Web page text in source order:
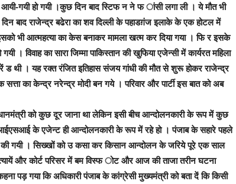
गयी हो गयी ।कुछ दिन बाद स्टिफ न ने फ ांसी लगा ली । ये मौत भी
बाद राजेन्द्र बढेरा का शव दिल्ली के पहाडग़ंज इलाके के एक होटल में
भी आत्महत्या का केस बनाकर मामला खत्म कर दिया गया । फि र इसके
। विवाह का सारा जिम्मा पाकिस्तान की खुफिया एजेन्सी में कार्यरत महिला
ड थी । यह रक्त रंजित इतिहास संजय गांधी की मौत से शुरू होकर राजेन्द्र
का केन्द्र नरेन्द्र मोदी बन गये । परिवार और पार्टी इस बात को अब
को कुछ दूर जाना था लेकिन इसी बीच आन्दोलनकारी के रूप में कुछ
आईएसआई के एजेन्ट ही आन्दोलनकारी के रूप में रहे हो । पंजाब के सहारे पहले
गयी । सिख्खों को उ कसा कर किसान आन्दोलन के जरिये पूरे एक साल
और कोर्ट परिसर में बम विस्फ ोट और आज की ताजा तरीन घटना
पड़ गया कि अधिकारी पंजाब के कांग्रेसी मुख्यमंत्री को बता दें कि किसी